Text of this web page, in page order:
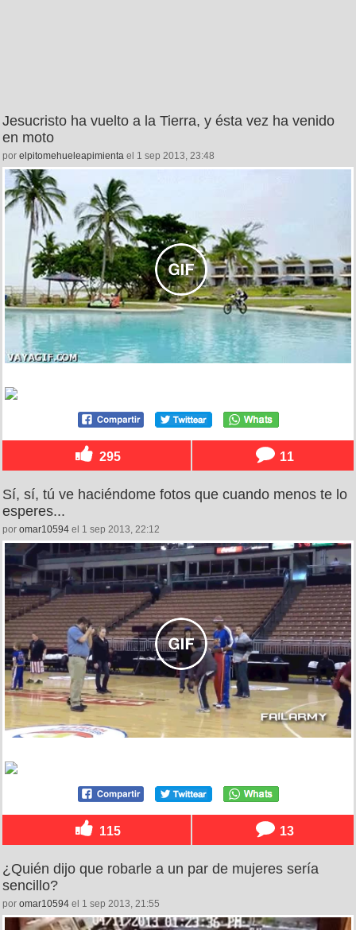
Jesucristo ha vuelto a la Tierra, y ésta vez ha venido
en moto
por elpitomehueleapimienta el 1 sep 2013, 23:48
295 11
Sí, sí, tú ve haciéndome fotos que cuando menos te lo
esperes...
por omar10594 el 1 sep 2013, 22:12
115 13
¿Quién dijo que robarle a un par de mujeres sería
sencillo?
por omar10594 el 1 sep 2013, 21:55